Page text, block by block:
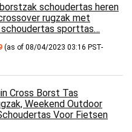
schoudertas heren
rugzak met
sporttas…
(as of 08/04/2023 03:16 PST-
Cross Borst Tas
Weekend Outdoor
Voor Fietsen